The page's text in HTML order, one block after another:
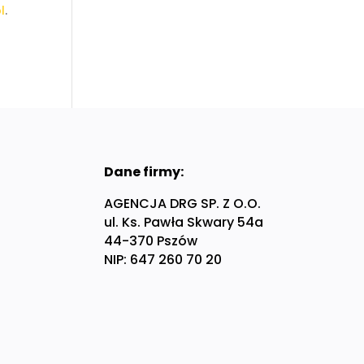
.
Dane firmy:
AGENCJA DRG SP. Z O.O.
ul. Ks. Pawła Skwary 54a
44-370 Pszów
NIP: 647 260 70 20